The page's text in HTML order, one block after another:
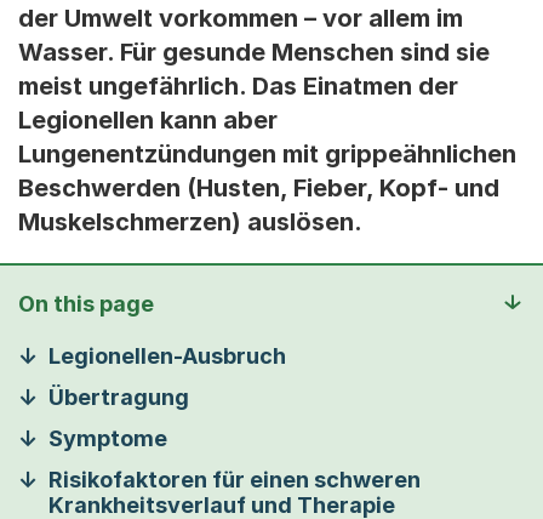
der Umwelt vorkommen – vor allem im
Wasser. Für gesunde Menschen sind sie
meist ungefährlich. Das Einatmen der
Legionellen kann aber
Lungenentzündungen mit grippeähnlichen
Beschwerden (Husten, Fieber, Kopf- und
Muskelschmerzen) auslösen.
On this page
Legionellen-Ausbruch
Übertragung
Symptome
Risikofaktoren für einen schweren
Krankheitsverlauf und Therapie